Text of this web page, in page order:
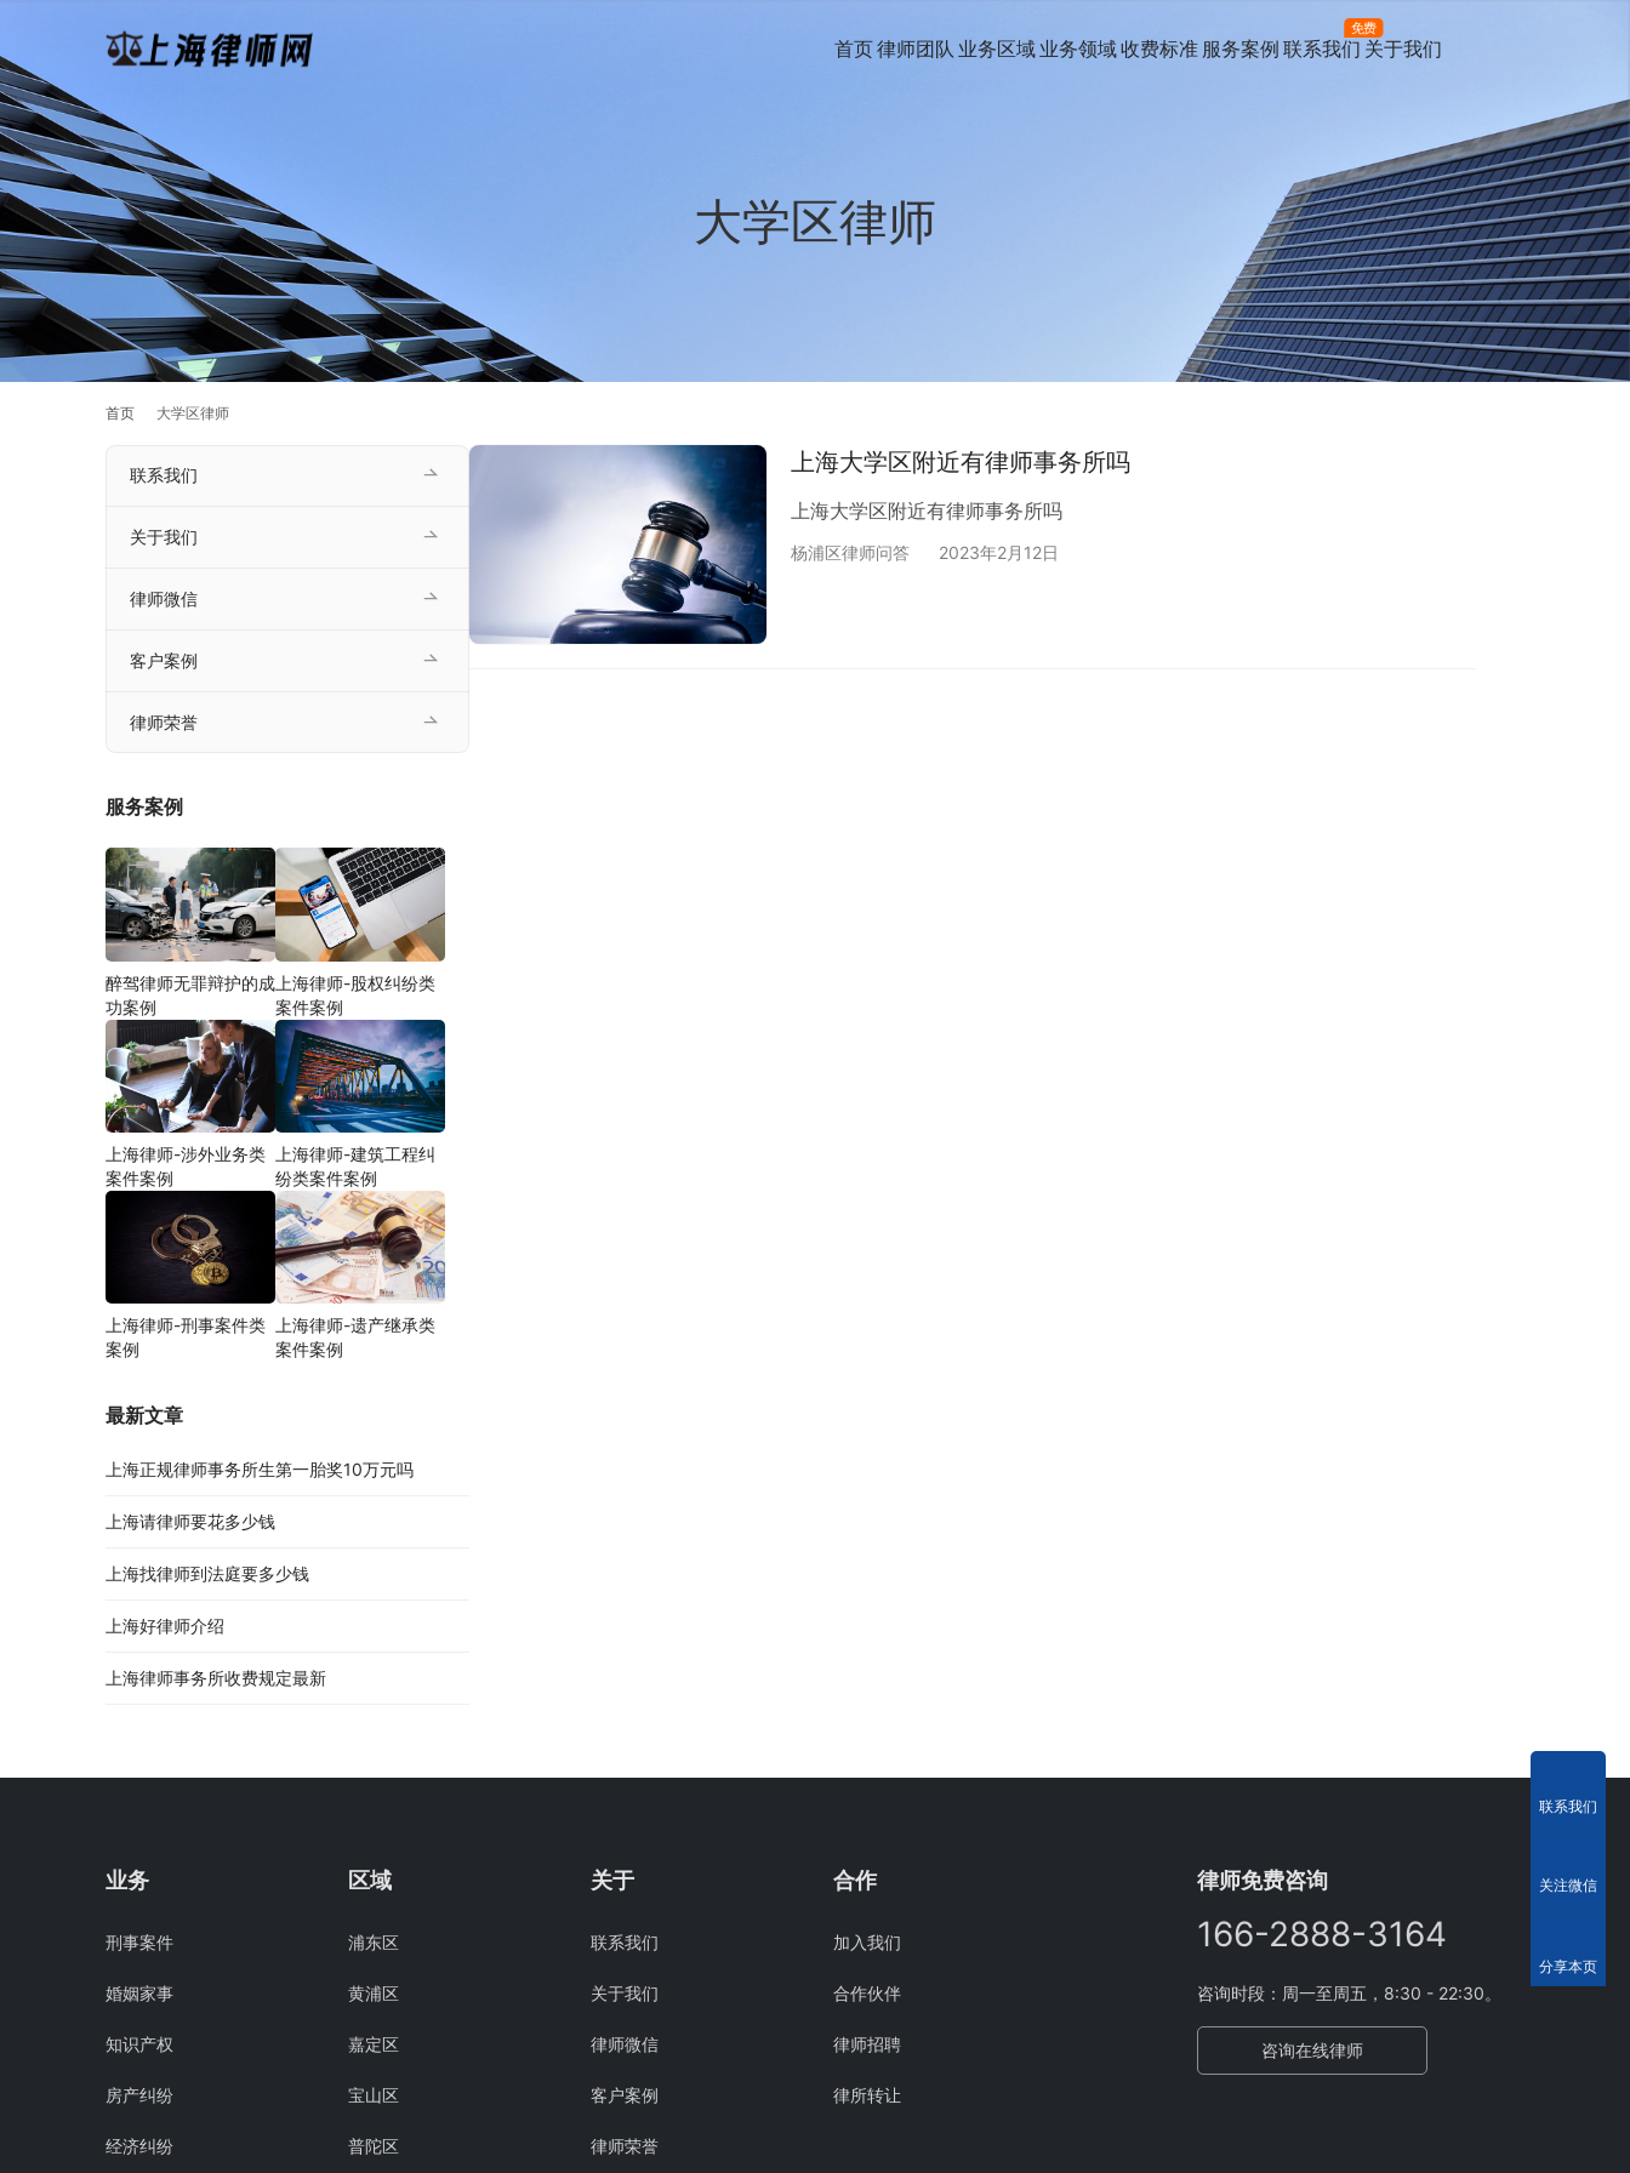
首页律师团队 业务区域 业务领域收费标准 服务案例 联系我们
免费
关于我们
大学区律师
首页 大学区律师
上海大学区附近有律师事务所吗
上海大学区附近有律师事务所吗
杨浦区律师问答 2023年2月12日
联系我们
关于我们
律师微信
客户案例
律师荣誉
服务案例
醉驾律师无罪辩护的成
功案例
上海律师-股权纠纷类
案件案例
上海律师-涉外业务类
案件案例
上海律师-建筑工程纠
纷类案件案例
上海律师-刑事案件类
案例
上海律师-遗产继承类
案件案例
最新文章
上海正规律师事务所生第一胎奖10万元吗
上海请律师要花多少钱
上海找律师到法庭要多少钱
上海好律师介绍
上海律师事务所收费规定最新
业务
刑事案件
婚姻家事
知识产权
房产纠纷
经济纠纷
区域
浦东区
黄浦区
嘉定区
宝山区
普陀区
关于
联系我们
关于我们
律师微信
客户案例
律师荣誉
合作
加入我们
合作伙伴
律师招聘
律所转让
律师免费咨询
166-2888-3164
咨询时段：周一至周五，8:30 - 22:30。
咨询在线律师
联系我们
关注微信
分享本页